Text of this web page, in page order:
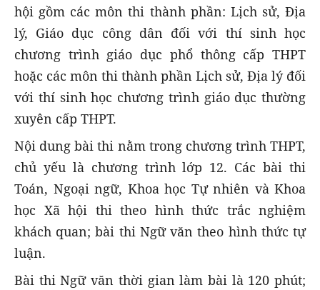
hội gồm các môn thi thành phần: Lịch sử, Địa
lý, Giáo dục công dân đối với thí sinh học
chương trình giáo dục phổ thông cấp THPT
hoặc các môn thi thành phần Lịch sử, Địa lý đối
với thí sinh học chương trình giáo dục thường
xuyên cấp THPT.
Nội dung bài thi nằm trong chương trình THPT,
chủ yếu là chương trình lớp 12. Các bài thi
Toán, Ngoại ngữ, Khoa học Tự nhiên và Khoa
học Xã hội thi theo hình thức trắc nghiệm
khách quan; bài thi Ngữ văn theo hình thức tự
luận.
Bài thi Ngữ văn thời gian làm bài là 120 phút;